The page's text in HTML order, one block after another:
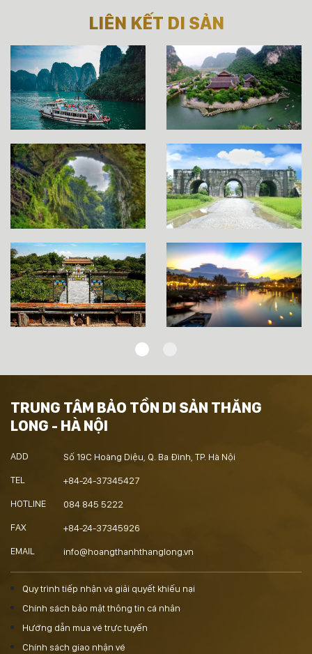
LIÊN KẾT DI SẢN
TRUNG TÂM BẢO TỒN DI SẢN THĂNG
LONG - HÀ NỘI
ADD Số 19C Hoàng Diệu, Q. Ba Đình, TP. Hà Nội
TEL +84-24-37345427
HOTLINE 084 845 5222
FAX +84-24-37345926
EMAIL info@hoangthanhthanglong.vn
Quy trình tiếp nhận và giải quyết khiếu nại
Chính sách bảo mật thông tin cá nhân
Hướng dẫn mua vé trực tuyến
Chính sách giao nhận vé